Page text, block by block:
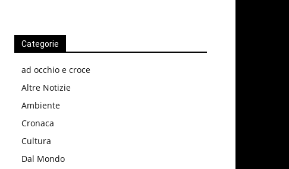
Categorie
ad occhio e croce
Altre Notizie
Ambiente
Cronaca
Cultura
Dal Mondo